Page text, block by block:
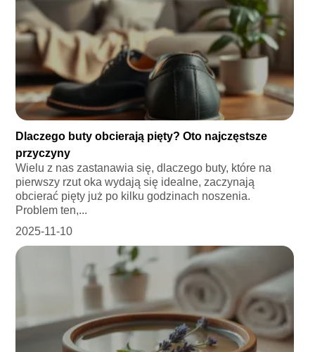
Dlaczego buty obcierają pięty? Oto najczęstsze
przyczyny
Wielu z nas zastanawia się, dlaczego buty, które na
pierwszy rzut oka wydają się idealne, zaczynają
obcierać pięty już po kilku godzinach noszenia.
Problem ten,...
2025-11-10